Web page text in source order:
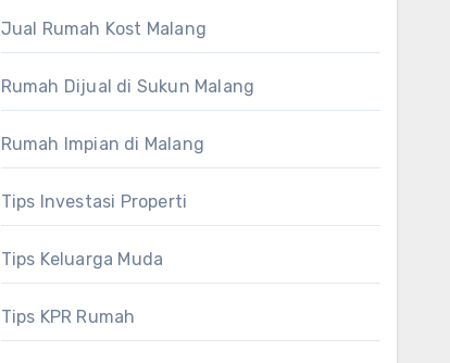
Jual Rumah Kost Malang
Rumah Dijual di Sukun Malang
Rumah Impian di Malang
Tips Investasi Properti
Tips Keluarga Muda
Tips KPR Rumah